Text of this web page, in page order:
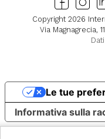
Copyright 2026
Via Magnagrecia,
Informativa sulla
Le tue